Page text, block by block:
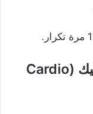
تمارين القلب أو تمارين الأيروبيك (Cardio